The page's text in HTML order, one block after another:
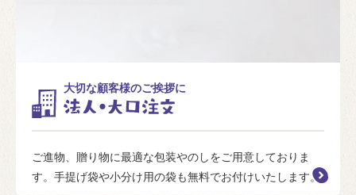
大切な顧客様のご挨拶に
ご進物、贈り物に最適な包装やのしをご用意しておりま
す。手提げ袋や小分け用の袋も無料でお付けいたします。